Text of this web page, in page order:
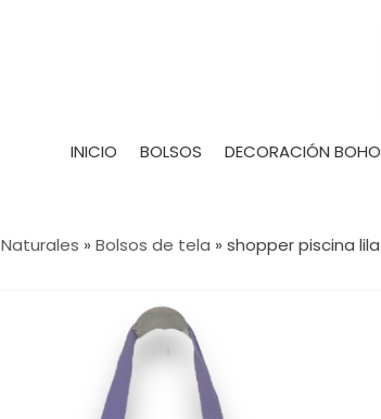
INICIO BOLSOS DECORACIÓN BOHO
Naturales » Bolsos de tela » shopper piscina lila